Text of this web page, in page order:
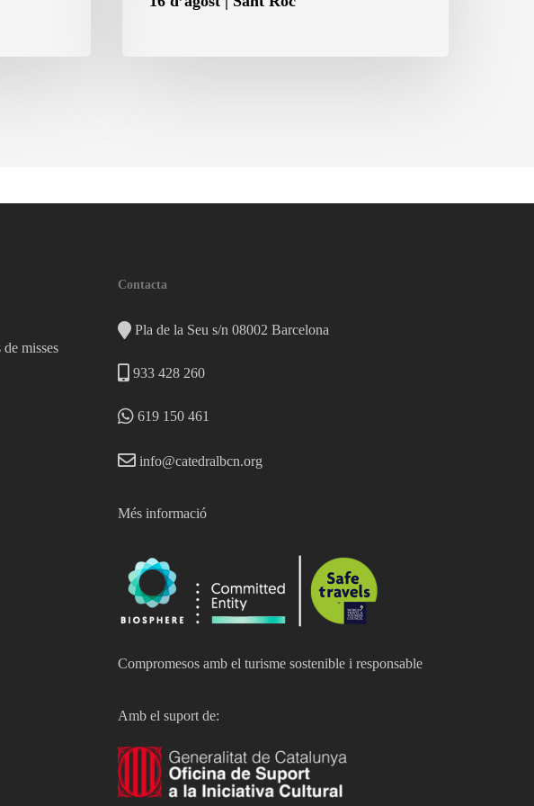
misses
Contacta
Pla de la Seu s/n 08002 Barcelona
933 428 260
619 150 461
info@catedralbcn.org
Més informació
Compromesos amb el turisme sostenible i responsable
Amb el suport de: